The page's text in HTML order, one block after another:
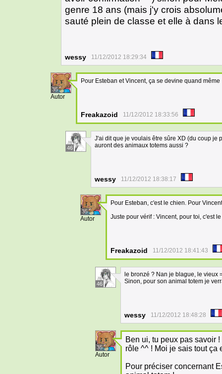
genre 18 ans (mais j'y crois
sauté plein de classe et elle à dans
wessy 11/12/2012 18:29:34
35
Autor
Pour Esteban et Vincent, ça se devine quand même
Freakazoid 11/12/2012 18:33:56
46
J'ai dit que je voulais être sûre XD (du coup je
auront des animaux totems aussi ?
wessy 11/12/2012 18:38:17
35
Autor
Pour Esteban, c'est le chien. Pour
Juste pour vérif : Vincent, pour toi, c'est
Freakazoid 11/12/2012 18:41:43
46
le bronzé ? Nan je blague, le vieux
Sinon, pour son animal totem je
wessy 11/12/2012 18:48:28
35
Autor
Ben ui, tu peux pas savoir
rôle ^^ ! Moi je sais tout ça
Pour préciser concernant